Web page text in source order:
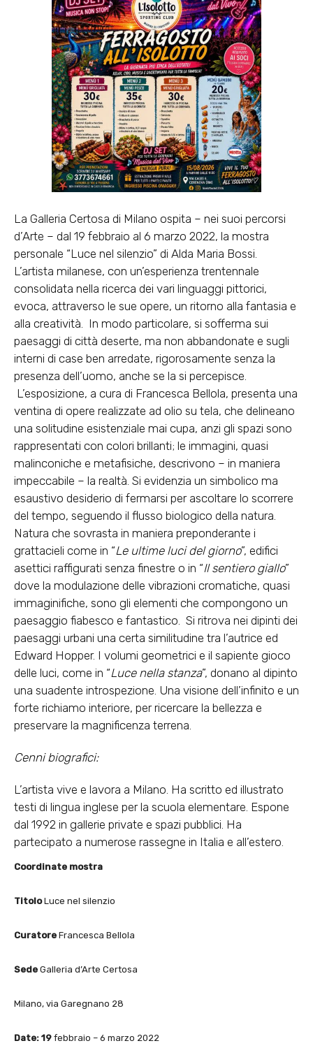
La Galleria Certosa di Milano ospita – nei suoi percorsi
d’Arte – dal 19 febbraio al 6 marzo 2022, la mostra
personale “Luce nel silenzio” di Alda Maria Bossi.
L’artista milanese, con un’esperienza trentennale
consolidata nella ricerca dei vari linguaggi pittorici,
evoca, attraverso le sue opere, un ritorno alla fantasia e
alla creatività.
In modo particolare, si sofferma sui
paesaggi di città deserte, ma non abbandonate e sugli
interni di case ben arredate, rigorosamente senza la
presenza dell’uomo, anche se la si percepisce.
L’esposizione, a cura di Francesca Bellola, presenta una
ventina di opere realizzate ad olio su tela, che delineano
una solitudine esistenziale mai cupa, anzi gli spazi sono
rappresentati con colori brillanti; le immagini, quasi
malinconiche e metafisiche, descrivono – in maniera
impeccabile – la realtà. Si evidenzia un simbolico ma
esaustivo desiderio di fermarsi per ascoltare lo scorrere
del tempo, seguendo il flusso biologico della natura.
Natura che sovrasta in maniera preponderante i
grattacieli come in “Le ultime luci del giorno”, edifici
asettici raffigurati senza finestre o in “Il sentiero giallo”
dove la modulazione delle vibrazioni cromatiche, quasi
immaginifiche, sono gli elementi che compongono un
paesaggio fiabesco e fantastico. Si ritrova nei dipinti dei
paesaggi urbani una certa similitudine tra l’autrice ed
Edward Hopper. I volumi geometrici e il sapiente gioco
delle luci, come in “Luce nella stanza”, donano al dipinto
una suadente introspezione. Una visione dell’infinito e un
forte richiamo interiore, per ricercare la bellezza e
preservare la magnificenza terrena.
Cenni biografici:
L’artista vive e lavora a Milano. Ha scritto ed illustrato
testi di lingua inglese per la scuola elementare. Espone
dal 1992 in gallerie private e spazi pubblici. Ha
partecipato a numerose rassegne in Italia e all’estero.
Coordinate mostra
TitoloLuce nel silenzio
Curatore Francesca Bellola
Sede Galleria d’Arte Certosa
Milano, via Garegnano 28
Date: 19 febbraio – 6 marzo 2022